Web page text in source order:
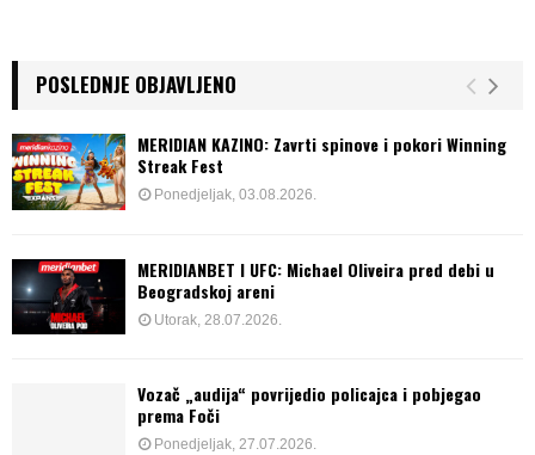
POSLEDNJE OBJAVLJENO
MERIDIAN KAZINO: Zavrti spinove i pokori Winning
Streak Fest
Ponedjeljak, 03.08.2026.
MERIDIANBET I UFC: Michael Oliveira pred debi u
Beogradskoj areni
Utorak, 28.07.2026.
Vozač „audija“ povrijedio policajca i pobjegao
prema Foči
Ponedjeljak, 27.07.2026.